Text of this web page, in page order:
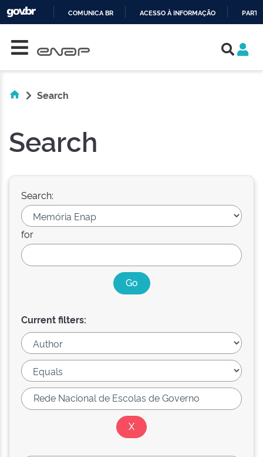
COMUNICA BR ACESSO À INFORMAÇÃO
Search
Search
Search:
for
Current filters: